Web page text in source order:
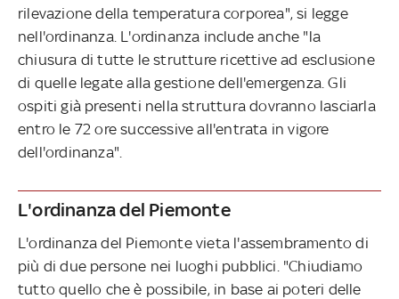
rilevazione della temperatura corporea", si legge
nell'ordinanza. L'ordinanza include anche "la
chiusura di tutte le strutture ricettive ad esclusione
di quelle legate alla gestione dell'emergenza. Gli
ospiti già presenti nella struttura dovranno lasciarla
entro le 72 ore successive all'entrata in vigore
dell'ordinanza".
L'ordinanza del Piemonte
L'ordinanza del Piemonte vieta l'assembramento di
più di due persone nei luoghi pubblici. "Chiudiamo
tutto quello che è possibile, in base ai poteri delle